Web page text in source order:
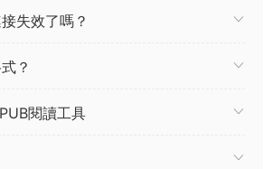
失效了嗎？
？
閱讀工具